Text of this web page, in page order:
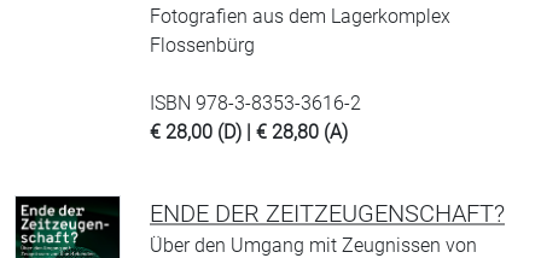
Fotografien aus dem Lagerkomplex
Flossenbürg
ISBN 978-3-8353-3616-2
€ 28,00 (D) | € 28,80 (A)
ENDE DER ZEITZEUGENSCHAFT?
Über den Umgang mit Zeugnissen von